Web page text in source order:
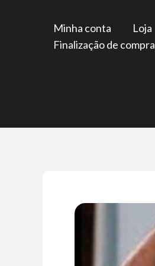
Minha conta Loja
Finalização de compra